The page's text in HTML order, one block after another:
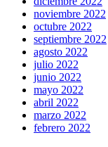
noviembre 2022
octubre 2022
septiembre 2022
agosto 2022
julio 2022
junio 2022
mayo 2022
abril 2022
marzo 2022
febrero 2022